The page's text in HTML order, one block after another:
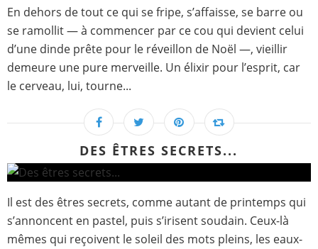
En dehors de tout ce qui se fripe, s’affaisse, se barre ou
se ramollit — à commencer par ce cou qui devient celui
d’une dinde prête pour le réveillon de Noël —, vieillir
demeure une pure merveille. Un élixir pour l’esprit, car
le cerveau, lui, tourne...
DES ÊTRES SECRETS...
Il est des êtres secrets, comme autant de printemps qui
s’annoncent en pastel, puis s’irisent soudain. Ceux-là
mêmes qui reçoivent le soleil des mots pleins, les eaux-